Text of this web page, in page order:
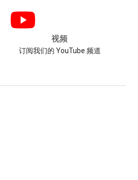
视频
订阅我们的 YouTube 频道